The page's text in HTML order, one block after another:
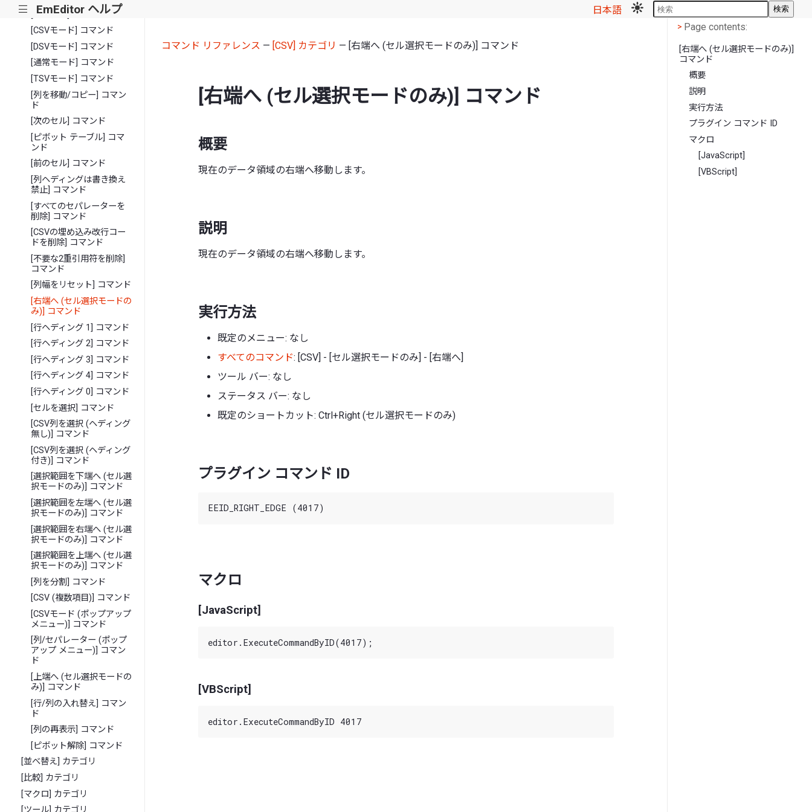
||| EmEditor ヘルプ 日本語 検索
[列の管理] コマンド
[CSVモード] コマンド
[DSVモード] コマンド
[通常モード] コマンド
[TSVモード] コマンド
[列を移動/コピー] コマン
ド
[次のセル] コマンド
[ピボット テーブル] コマ
ンド
[前のセル] コマンド
[列ヘディングは書き換え
禁止] コマンド
[すべてのセパレーターを
削除] コマンド
[CSVの埋め込み改行コー
ドを削除] コマンド
[不要な2重引用符を削除]
コマンド
[列幅をリセット] コマンド
[右端へ (セル選択モードの
み)] コマンド
[行ヘディング 1] コマンド
[行ヘディング 2] コマンド
[行ヘディング 3] コマンド
[行ヘディング 4] コマンド
[行ヘディング 0] コマンド
[セルを選択] コマンド
[CSV列を選択 (ヘディング
無し)] コマンド
[CSV列を選択 (ヘディング
付き)] コマンド
[選択範囲を下端へ (セル選
択モードのみ)] コマンド
[選択範囲を左端へ (セル選
択モードのみ)] コマンド
[選択範囲を右端へ (セル選
択モードのみ)] コマンド
[選択範囲を上端へ (セル選
択モードのみ)] コマンド
[列を分割] コマンド
[CSV (複数項目)] コマンド
[CSVモード (ポップアップ
メニュー)] コマンド
[列/セパレーター (ポップ
アップ メニュー)] コマン
ド
[上端へ (セル選択モードの
み)] コマンド
[行/列の入れ替え] コマン
ド
[列の再表示] コマンド
[ピボット解除] コマンド
[並べ替え] カテゴリ
[比較] カテゴリ
[マクロ] カテゴリ
コマンド リファレンス — [CSV] カテゴリ — [右端へ (セル選択モードのみ)] コマンド
[右端へ (セル選択モードのみ)] コマンド
概要
現在のデータ領域の右端へ移動します。
説明
現在のデータ領域の右端へ移動します。
実行方法
既定のメニュー: なし
すべてのコマンド: [CSV] - [セル選択モードのみ] - [右端へ]
ツール バー: なし
ステータス バー: なし
既定のショートカット: Ctrl+Right (セル選択モードのみ)
プラグイン コマンド ID
マクロ
[JavaScript]
[VBScript]
< Page contents
> Page contents:
[右端へ (セル選択モードのみ)]
コマンド
概要
説明
実行方法
プラグイン コマンド ID
マクロ
[JavaScript]
[VBScript]